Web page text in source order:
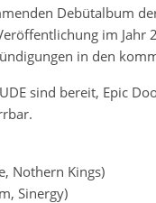
Debütalbum
im
in den
sind bereit, Epic
Nothern Kings)
Sinergy)